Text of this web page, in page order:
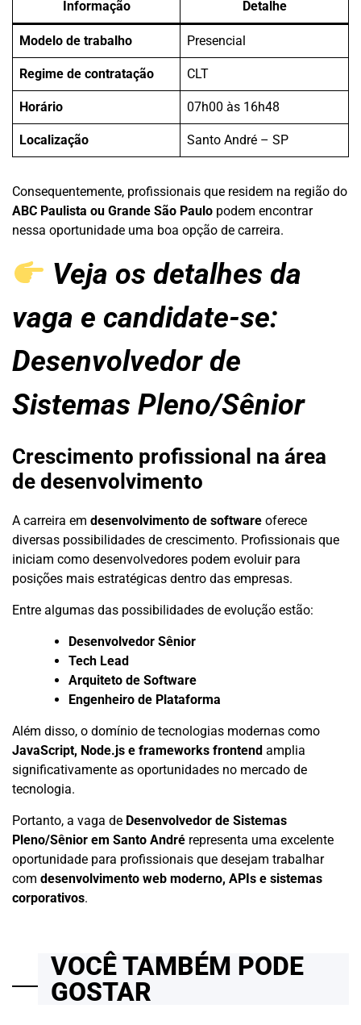
Informação Detalhe
Modelo de trabalho Presencial
Regime de contratação CLT
Horário 07h00 às 16h48
Localização Santo André – SP
Consequentemente, profissionais que residem na região do
ABC Paulista ou Grande São Paulo podem encontrar
nessa oportunidade uma boa opção de carreira.
Veja os detalhes da
vaga e candidate-se:
Desenvolvedor de
Sistemas Pleno/Sênior
Crescimento profissional na área
de desenvolvimento
A carreira em desenvolvimento de software oferece
diversas possibilidades de crescimento. Profissionais que
iniciam como desenvolvedores podem evoluir para
posições mais estratégicas dentro das empresas.
Entre algumas das possibilidades de evolução estão:
Desenvolvedor Sênior
Tech Lead
Arquiteto de Software
Engenheiro de Plataforma
Além disso, o domínio de tecnologias modernas como
JavaScript, Node.js e frameworks frontend amplia
significativamente as oportunidades no mercado de
tecnologia.
Portanto, a vaga de Desenvolvedor de Sistemas
Pleno/Sênior em Santo André representa uma excelente
oportunidade para profissionais que desejam trabalhar
com desenvolvimento web moderno, APIs e sistemas
corporativos.
VOCÊ TAMBÉM PODE
GOSTAR